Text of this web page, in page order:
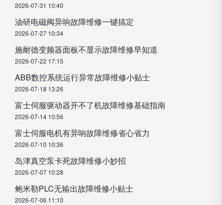
2026-07-31 10:40
油研电磁阀异响故障维修一键搞定
2026-07-27 10:34
施耐德变频器面板不显示故障维修早知道
2026-07-22 17:15
ABB数控系统运行异常故障维修小贴士
2026-07-18 13:26
富士伺服驱动器开不了机故障维修基础指南
2026-07-14 10:56
富士伺服电机有异响故障维修省心省力
2026-07-10 10:36
岛津真空泵卡死故障维修小妙招
2026-07-07 10:28
鲍米勒PLC无输出故障维修小贴士
2026-07-06 11:10